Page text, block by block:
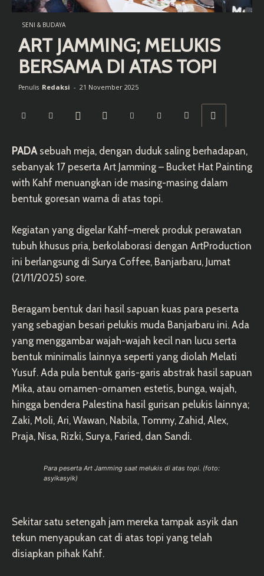
SENI & BUDAYA
ART JAMMING; MELUKIS
BERSAMA DI ATAS TOPI
Penulis Redaksi - 21 November 2025
PADAsebuah meja, dengan duduk saling berhadapan,
sebanyak 17 peserta Art Jamming – Bucket Hat Painting
with Kahf menuangkan ide masing-masing dalam
bentuk goresan warna di atas topi.
Kegiatan yang digelar Kahf–merek produk perawatan
tubuh khusus pria, berkolaborasi dengan ArtProduction
ini berlangsung di Surya Coffee, Banjarbaru, Jumat
(21/11/2025) sore.
Beragam bentuk dari hasil sapuan kuas para peserta
yang sebagian besari pelukis muda Banjarbaru ini. Ada
yang menggambar wajah-wajah kecil nan lucu serta
bentuk minimalis lainnya seperti yang diolah Melati
Yusuf. Ada pula bentuk garis-garis abstrak hasil sapuan
Mika, atau ornamen-ornamen estetis, bunga, wajah,
hingga bendera Palestina hasil gurisan pelukis lainnya;
Zaki, Moli, Ari, Wawan, Nabila, Tommy, Zahid, Alex,
Praja, Nisa, Rizki, Surya, Faried, dan Sandi.
Para peserta Art Jamming saat melukis di atas topi. (foto:
asyikasyik)
Sekitar satu setengah jam mereka tampak asyik dan
tekun menyapukan cat di atas topi yang telah
disiapkan pihak Kahf.